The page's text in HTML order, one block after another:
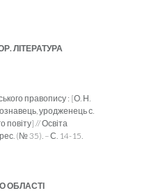
ЛІТЕРАТУРА
правопису : [О. Н.
уродженець с.
повіту] // Освіта
(№ 35). – С. 14-15.
ОБЛАСТІ